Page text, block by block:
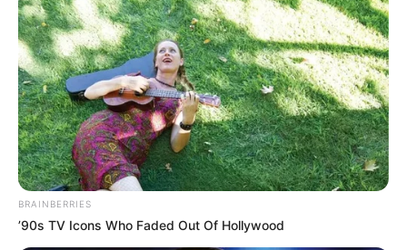
Η πληρωμή του φοιτητικού επιδόματος
ξεκινά με κάθε Τμήμα ή Σχολή που
αναλαμβάνει τον έλεγχο των αναγκαίων
εγγράφων και πραγματοποιεί την επαλήθευση
τους προτού προχωρήσει στην εκταμίευση
του ποσού.
Συγκεκριμένα, αφού ολοκληρωθεί ο
των απαραίτητων εγγράφων και
BRAINBERRIES
’90s TV Icons Who Faded Out Of Hollywood